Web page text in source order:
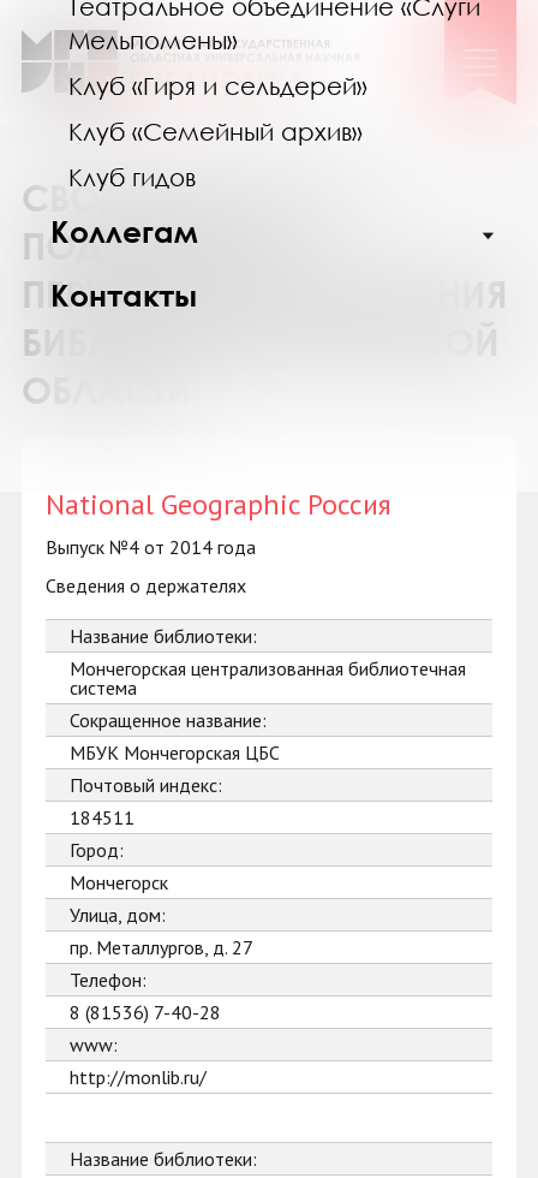
Мельпомены»
Клуб «Гиря и сельдерей»
Клуб «Семейный архив»
Клуб гидов
Коллегам
Контакты
СВОДНЫЙ КАТАЛОГ
ПОДПИСКИ НА
ПЕРИОДИЧЕСКИЕ ИЗДАНИЯ
БИБЛИОТЕК МУРМАНСКОЙ
ОБЛАСТИ
National Geographic Россия
Выпуск №4 от 2014 года
Сведения о держателях
Название библиотеки:
Мончегорская централизованная библиотечная
система
Сокращенное название:
МБУК Мончегорская ЦБС
Почтовый индекс:
184511
Город:
Мончегорск
Улица, дом:
пр. Металлургов, д. 27
Телефон:
8 (81536) 7-40-28
www:
http://monlib.ru/
Название библиотеки: